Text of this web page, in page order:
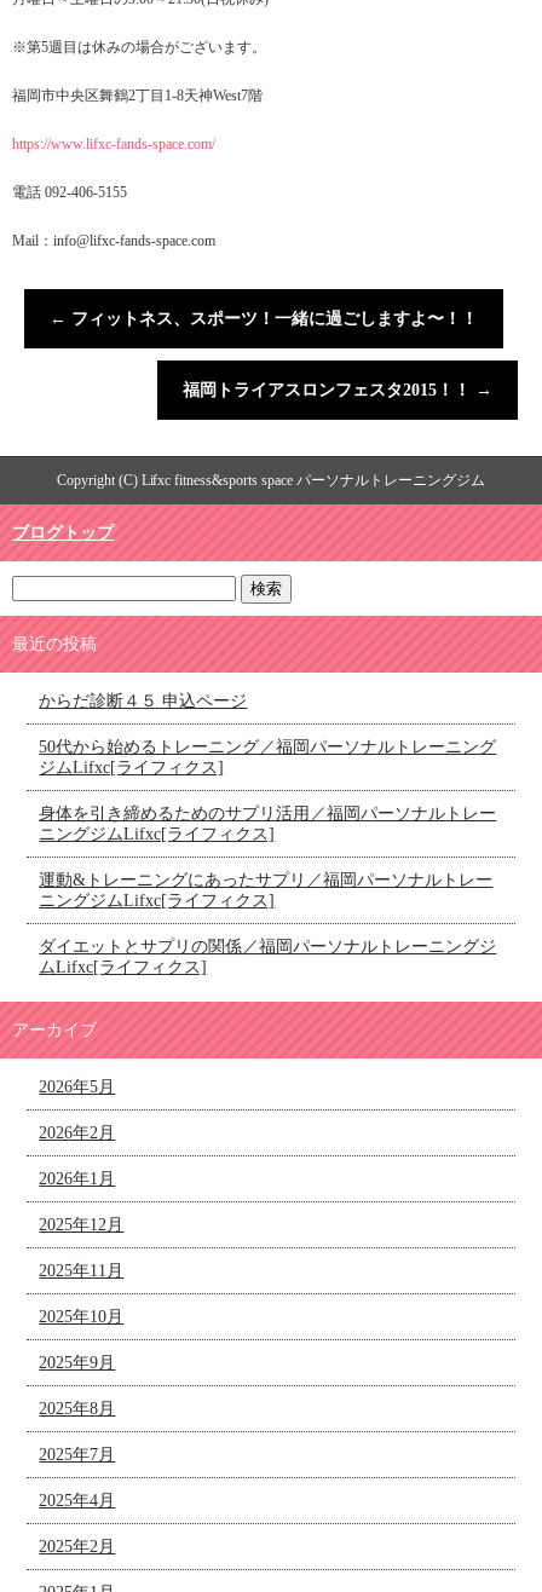
※第5週目は休みの場合がございます。
福岡市中央区舞鶴2丁目1-8天神West7階
https://www.lifxc-fands-space.com/
電話 092-406-5155
Mail：info@lifxc-fands-space.com
← フィットネス、スポーツ！一緒に過ごしますよ〜！！
福岡トライアスロンフェスタ2015！！ →
Copyright (C) Lifxc fitness&sports space パーソナルトレーニングジム
ブログトップ
最近の投稿
からだ診断４５ 申込ページ
50代から始めるトレーニング／福岡パーソナルトレーニング
ジムLifxc[ライフィクス]
身体を引き締めるためのサプリ活用／福岡パーソナルトレー
ニングジムLifxc[ライフィクス]
運動&トレーニングにあったサプリ／福岡パーソナルトレー
ニングジムLifxc[ライフィクス]
ダイエットとサプリの関係／福岡パーソナルトレーニングジ
ムLifxc[ライフィクス]
アーカイブ
2026年5月
2026年2月
2026年1月
2025年12月
2025年11月
2025年10月
2025年9月
2025年8月
2025年7月
2025年4月
2025年2月